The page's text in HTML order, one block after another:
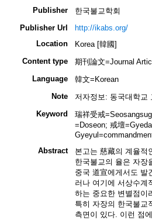
Publisher
한국불교학회
Publisher Url
http://ikabs.org/
Location
Korea [韓國]
Content type
期刊論文=Journal
Language
韓文=Korean
Note
저자정보: 동국대학교
Keyword
瑞祥受戒
=Doseon; 戒壇
Abstract
본고는 慈藏의 계율적
한국불교의 율은 자장
중국 道宣에게서도 발
러나 여기에 서상수계
하는 중요한 변별점이
특히 자장의 한국불교
측면이 있다. 이런 점